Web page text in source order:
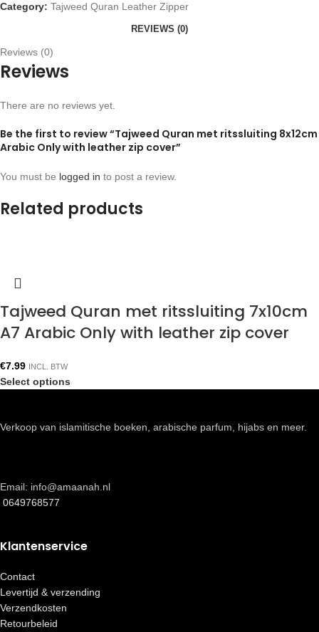
Category: Tajweed Quran Leather Zipper
REVIEWS (0)
Reviews (0)
Reviews
There are no reviews yet.
Be the first to review “Tajweed Quran met ritssluiting 8x12cm
Arabic Only with leather zip cover”
You must be logged in to post a review.
Related products
Tajweed Quran met ritssluiting 7x10cm
A7 Arabic Only with leather zip cover
€7.99 INCL. BTW
Select options
Verkoop van islamitische boeken, arabische parfum, hijabs en meer.
Email: info@amaanah.nl
0649768577
Klantenservice
Contact
Levertijd & verzending
Verzendkosten
Retourbeleid